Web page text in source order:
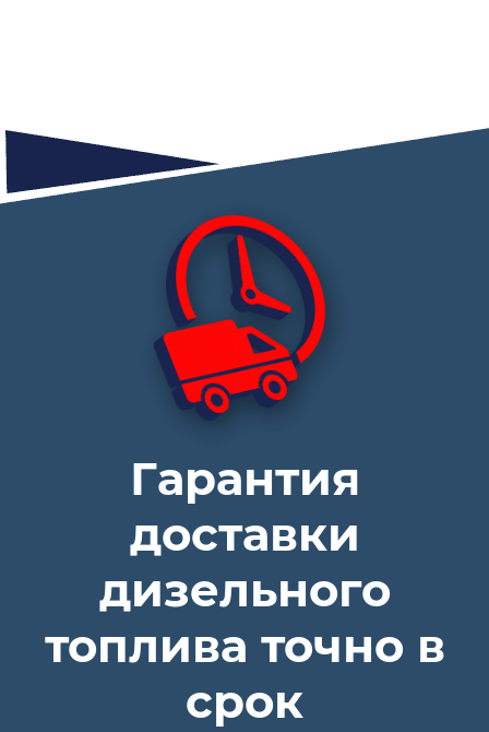
Гарантия
доставки
дизельного
топлива точно в
срок